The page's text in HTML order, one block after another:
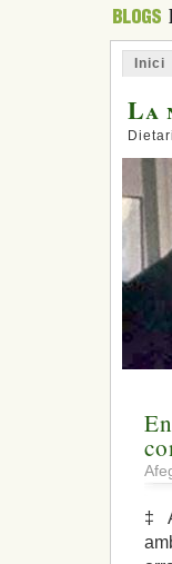
Inici
La
‡